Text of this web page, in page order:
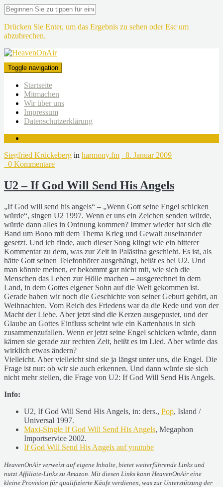
Drücken Sie Enter, um das Ergebnis zu sehen oder Esc um
abzubrechen.
Toggle navigation
Startseite
Mitmachen
Wir über uns
Impressum
Datenschutzerklärung
Siegfried Krückeberg in harmony.fm
8. Januar 2009
0 Kommentare
U2 – If God Will Send His Angels
„If God will send his angels“ – „Wenn Gott seine Engel schicken
würde“, singen U2 1997. Wenn er uns ein Zeichen senden würde,
würde dann alles in Ordnung kommen? Immer wieder hat sich die
Band um Bono mit dem Thema Krieg und Gewalt auseinander
gesetzt. Und ich finde, auch dieser Song klingt wie ein bitterer
Kommentar zu dem, was zur Zeit in Palästina geschieht. Es ist, als
hätte Gott seinen Telefonhörer ausgehängt, heißt es bei U2. Und
man könnte meinen, er bekommt gar nicht mit, wie sich die
Menschen das Leben zur Hölle machen – ausgerechnet in dem
Land, in dem Gottes eigener Sohn auf die Welt gekommen ist.
Gerade haben wir noch die Geschichte von seiner Geburt gehört, an
Weihnachten. Vom Reich des Friedens war da die Rede und von der
Macht der Liebe. Aber jetzt sind die Kerzen ausgepustet, und der
Glaube an Gottes Einfluss scheint wie ein Kartenhaus in sich
zusammenzufallen. Wenn er jetzt seine Engel schicken würde, dann
kämen sie gerade zur rechten Zeit, heißt es im Lied. Aber würde das
wirklich etwas ändern?
Vielleicht. Aber vielleicht sind sie ja längst unter uns, die Engel. Die
Frage ist nur: ob wir sie auch erkennen. Und dann würde sie sich
nicht mehr stellen, die Frage von U2: If God Will Send His Angels.
Info:
U2, If God Will Send His Angels, in: ders., Pop, Island /
Universal 1997.
Maxi-Single If God Will Send His Angels, Megaphon
Importservice 2002.
If God Will Send His Angels auf youtube
HeavenOnAir verweist auf eigene Inhalte, bietet weiterführende Links und
nutzt Affiliate-Links zu Amazon. Mit diesen Links kann HeavenOnAir eine
kleine Provision für qualifizierte Käufe verdienen, was zur Unterstützung der